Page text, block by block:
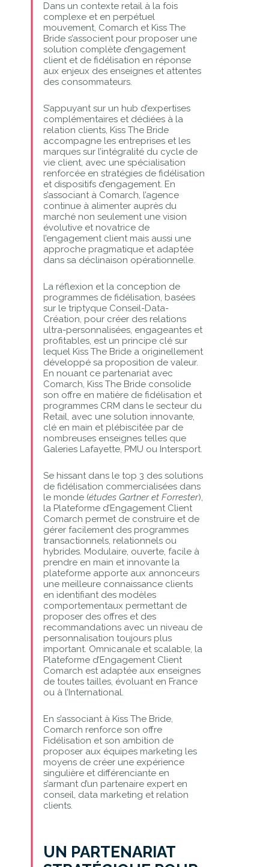
Dans un contexte retail à la fois
complexe et en perpétuel
mouvement, Comarch et Kiss The
Bride s’associent pour proposer une
solution complète d’engagement
client et de fidélisation en réponse
aux enjeux des enseignes et attentes
des consommateurs.
S’appuyant sur un hub d’expertises
complémentaires et dédiées à la
relation clients, Kiss The Bride
accompagne les entreprises et les
marques sur l’intégralité du cycle de
vie client, avec une spécialisation
renforcée en stratégies de fidélisation
et dispositifs d’engagement. En
s’associant à Comarch, l’agence
continue à alimenter auprès du
marché non seulement une vision
évolutive et novatrice de
l’engagement client mais aussi une
approche pragmatique et adaptée
dans sa déclinaison opérationnelle.
La réflexion et la conception de
programmes de fidélisation, basées
sur le triptyque Conseil-Data-
Création, pour créer des relations
ultra-personnalisées, engageantes et
profitables, est un principe clé sur
lequel Kiss The Bride a originellement
développé sa proposition de valeur.
En nouant ce partenariat avec
Comarch, Kiss The Bride consolide
son offre en matière de fidélisation et
programmes CRM dans le secteur du
Retail, avec une solution innovante,
clé en main et plébiscitée par de
nombreuses enseignes telles que
Galeries Lafayette, PMU ou Intersport.
Se hissant dans le top 3 des solutions
de fidélisation commercialisées dans
le monde (études Gartner et Forrester),
la Plateforme d’Engagement Client
Comarch permet de construire et de
gérer facilement des programmes
transactionnels, relationnels ou
hybrides. Modulaire, ouverte, facile à
prendre en main et innovante la
plateforme apporte aux annonceurs
une meilleure connaissance clients
en identifiant des modèles
comportementaux permettant de
proposer des offres et des
recommandations avec un niveau de
personnalisation toujours plus
important. Omnicanale et scalable, la
Plateforme d’Engagement Client
Comarch est adaptée aux enseignes
de toutes tailles, évoluant en France
ou à l’International.
En s’associant à Kiss The Bride,
Comarch renforce son offre
Fidélisation et son ambition de
proposer aux équipes marketing les
moyens de créer une expérience
singulière et différenciante en
s’armant d’un partenaire expert en
conseil, data marketing et relation
clients.
UN PARTENARIAT